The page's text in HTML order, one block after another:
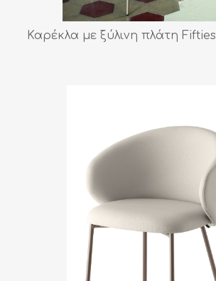
Καρέκλα με ξύλινη πλάτη Fifties